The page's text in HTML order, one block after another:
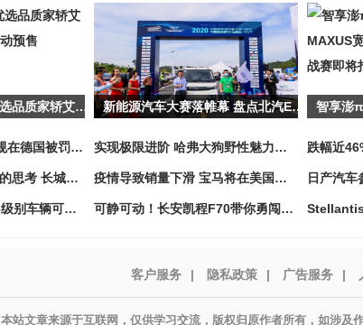
7.49-9.99万 全球优选品质家轿艾瑞泽5 PLUS启动预售 新能源汽车大赛落帷幕 盘点北汽EV5的高光时刻
特斯拉因电池回收违规在德国被罚1400万美元 实现极限进阶 哈弗大狗野性魅力尽显无疑
从ChatGPT到AI时代的思考 长城汽车的智能化领先了吗？ 疫情导致销量下滑 宝马将在美国裁员
上海临港出新规划 L3级别车辆可上高速 可静可动！长安凯程F70带你勇闯滇西
客户服务 | 隐私政策 | 广告服务 |
本站文章来源于互联网，仅供学习交流，版权归原作者所有，如涉及